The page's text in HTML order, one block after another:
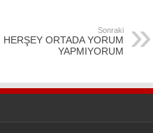
Sonraki
HERŞEY ORTADA YORUM
YAPMIYORUM